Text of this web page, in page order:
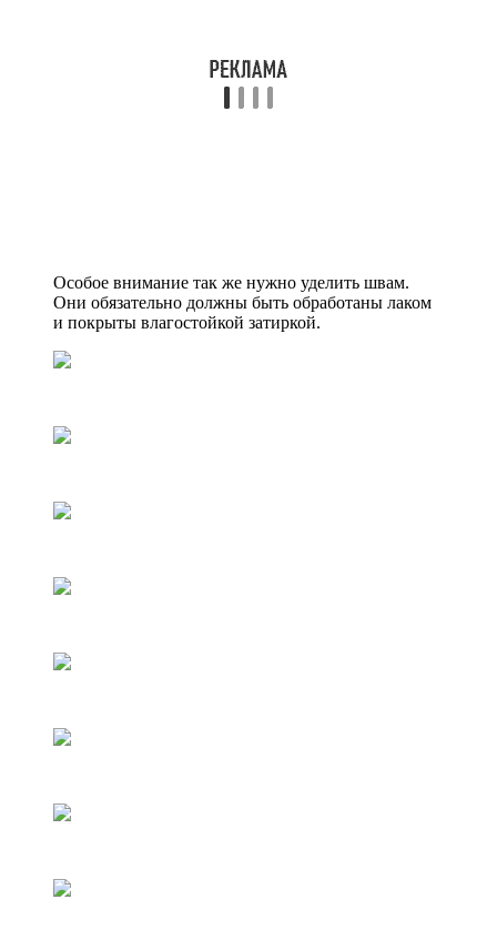
Особое внимание так же нужно уделить швам.
Они обязательно должны быть обработаны лаком
и покрыты влагостойкой затиркой.